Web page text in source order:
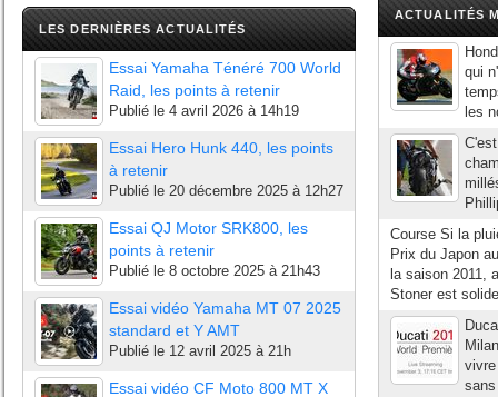
LES DERNIÈRES ACTUALITÉS
Essai Yamaha Ténéré 700 World
Raid, les points à retenir
Publié le 4 avril 2026 à 14h19
Essai Hero Hunk 440, les points
à retenir
Publié le 20 décembre 2025 à 12h27
Essai QJ Motor SRK800, les
points à retenir
Publié le 8 octobre 2025 à 21h43
Essai vidéo Yamaha MT 07 2025
standard et Y AMT
Publié le 12 avril 2025 à 21h
Essai vidéo CF Moto 800 MT X
ACTUALITÉS
qui
les
Course Si la
Prix du Japon
la saison 2011,
Stoner est